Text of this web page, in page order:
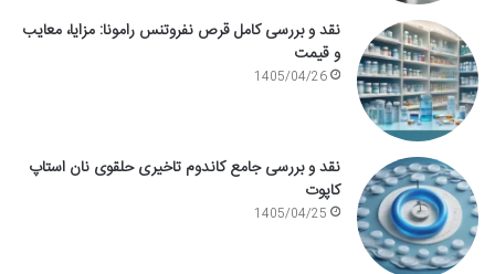
نقد و بررسی کامل قرص نفروتنس رامونا: مزایا، معایب
و قیمت
1405/04/26
نقد و بررسی جامع کاندوم تاخیری حلقوی نان استاپ
کاپوت
1405/04/25